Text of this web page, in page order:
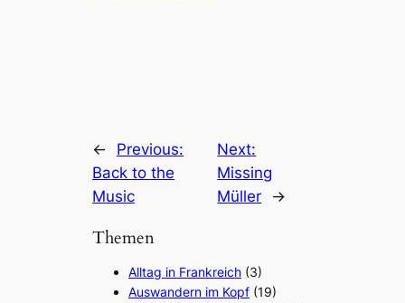
←
Previous:
Back to the
Music
Next:
Missing
Müller
→
Themen
Alltag in Frankreich (3)
Auswandern im Kopf (19)